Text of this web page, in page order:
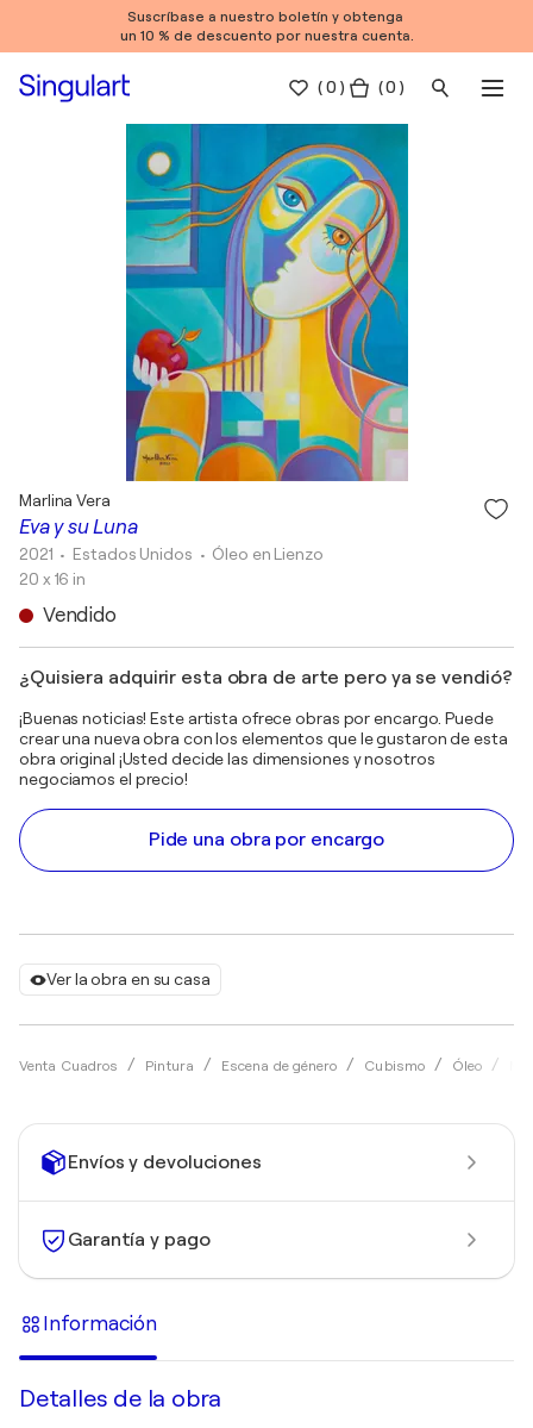
Suscríbase a nuestro boletín y obtenga
un 10 % de descuento por nuestra cuenta.
(0 ) ( 0 )
Ver la obra en su casa
Venta Cuadros Pintura Escena de género Cubismo Óleo
Eva y su Luna
Marlina Vera
2021 • Estados Unidos • Óleo en Lienzo
20 x 16 in
Vendido
¿Quisiera adquirir esta obra de arte pero ya se vendió?
¡Buenas noticias! Este artista ofrece obras por encargo. Puede
crear una nueva obra con los elementos que le gustaron de esta
obra original ¡Usted decide las dimensiones y nosotros
negociamos el precio!
Pide una obra por encargo
Envíos y devoluciones
Garantía y pago
Información
Detalles de la obra